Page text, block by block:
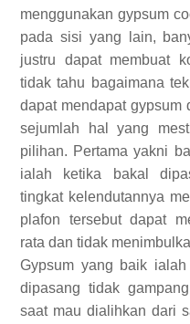
menggunakan gypsum
pada sisi yang lain,
justru dapat membuat
tidak tahu bagaimana
dapat mendapat gypsum
sejumlah hal yang
pilihan. Pertama yakni
ialah ketika bakal
tingkat kelendutannya
plafon tersebut dapat
rata dan tidak
Gypsum yang baik
dipasang tidak
saat mau dialihkan dari